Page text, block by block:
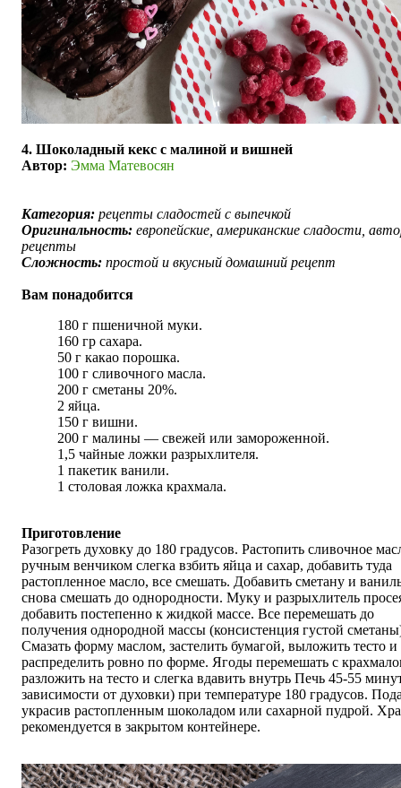
4. Шоколадный кекс с малиной и вишней
Автор: Эмма Матевосян
Категория: рецепты сладостей с выпечкой
Оригинальность: европейские, американские сладости,
рецепты
Сложность: простой и вкусный домашний рецепт
Вам понадобится
180 г пшеничной муки.
160 гр сахара.
50 г какао порошка.
100 г сливочного масла.
200 г сметаны 20%.
2 яйца.
150 г­ вишни.
200 г малины — свежей или замороженной.
1,5 чайные ложки разрыхлителя.
1 пакетик ванили.
1 столовая ложка крахмала.
Приготовление
Разогреть духовку до 180 градусов. Растопить сливочное
ручным венчиком слегка взбить яйца и сахар, добавить туда
растопленное масло, все смешать. Добавить сметану и
снова смешать до однородности. Муку и разрыхлитель
добавить постепенно к жидкой массе. Все перемешать до
получения однородной массы (консистенция густой
Смазать форму маслом, застелить бумагой, выложить тесто и
распределить ровно по форме. Ягоды перемешать с
разложить на тесто и слегка вдавить внутрь Печь 45-­55
зависимости от духовки) при температуре 180 градусов.
украсив растопленным шоколадом или сахарной пудрой.
рекомендуется в закрытом контейнере.